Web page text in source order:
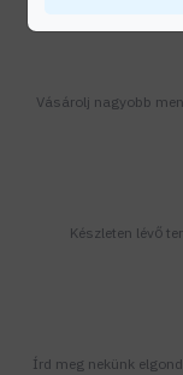
Vásárolj nagyobb
Készleten lévő
Írd meg nekünk